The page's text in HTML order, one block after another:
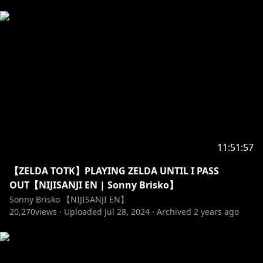
5OVx0rvsvQ
https://twitter.com/alban_knox
https://www.youtube.com/channel/UCQ1zGxHrfEm
11:51:57
【ZELDA TOTK】PLAYING ZELDA UNTIL I PASS
OUT【NIJISANJI EN | Sonny Brisko】
Sonny Brisko 【NIJISANJI EN】
20,270views · Uploaded Jul 28, 2024 · Archived 2 years ago